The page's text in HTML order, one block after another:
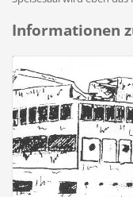
Informationen